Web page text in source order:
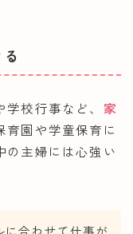
校行事など、 家
育園や学童保育に
の主婦には心強い
に合わせて仕事が